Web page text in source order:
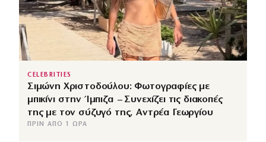
CELEBRITIES
Σιμώνη Χριστοδούλου: Φωτογραφίες με
μπικίνι στην Ίμπιζα – Συνεχίζει τις διακοπές
της με τον σύζυγό της, Αντρέα Γεωργίου
ΠΡΙΝ ΑΠΌ 1 ΏΡΑ